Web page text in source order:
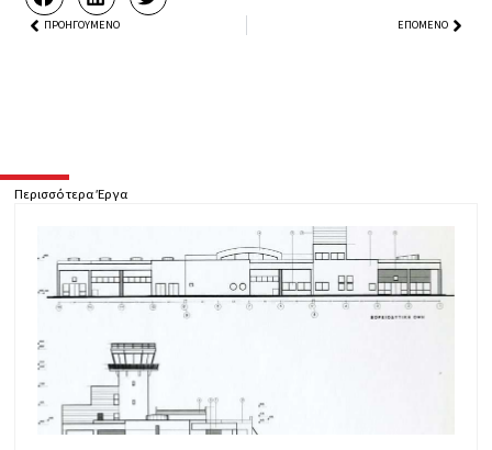
PrevΠΡΟΗΓΟΎΜΕΝΟ ΕΠΌΜΕΝΟNext
Περισσότερα Έργα